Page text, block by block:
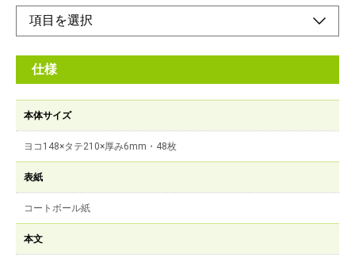
仕様
本体サイズ
ヨコ148×タテ210×厚み6mm・48枚
表紙
コートボール紙
本文